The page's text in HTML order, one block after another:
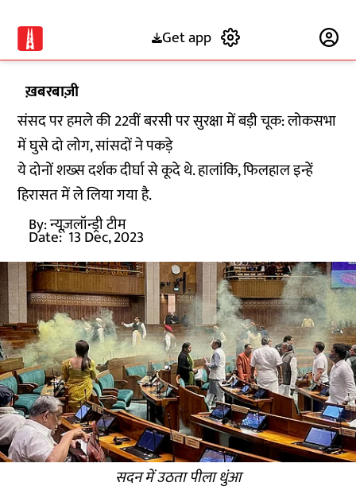
Get app
ख़बरबाज़ी
संसद पर हमले की 22वीं बरसी पर सुरक्षा में बड़ी चूक: लोकसभा
में घुसे दो लोग, सांसदों ने पकड़े
ये दोनों शख्स दर्शक दीर्घा से कूदे थे. हालांकि, फिलहाल इन्हें
हिरासत में ले लिया गया है.
By:न्यूज़लॉन्ड्री टीम
Date: 13 Dec, 2023
सदन में उठता पीला धुंआ